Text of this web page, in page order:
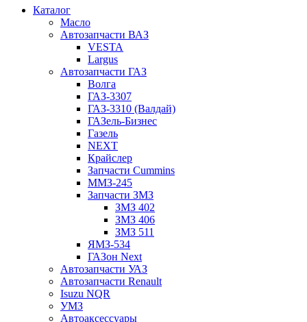
Каталог
Масло
Автозапчасти ВАЗ
VESTA
Largus
Автозапчасти ГАЗ
Волга
ГАЗ-3307
ГАЗ-3310 (Валдай)
ГАЗель-Бизнес
Газель
NEXT
Крайслер
Запчасти Cummins
ММЗ-245
Запчасти ЗМЗ
ЗМЗ 402
ЗМЗ 406
ЗМЗ 511
ЯМЗ-534
ГАЗон Next
Автозапчасти УАЗ
Автозапчасти Renault
Isuzu NQR
УМЗ
Автоаксессуары